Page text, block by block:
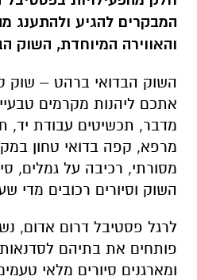
המבקרים להגיע ולהתענג
והאווירה המיוחדת, השוק
השוק הבדואי ברהט – שוק
אתכם ליהנות מקרמים
מדבר, תכשיטים עבודת יד,
מרפא, קפה בדואי טחון
מסורתי, רכיבה על גמלים,
השוק וסיורים רכובים מדי
לרגל פסטיבל דרום אדום,
פותחים את בתיהם לסדנאות
ומארגנים סיורים מלאי